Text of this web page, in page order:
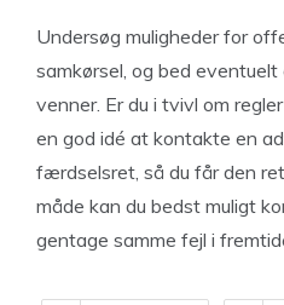
Undersøg muligheder for
samkørsel, og bed
venner. Er du i tvivl om
en god idé at kontakte en
færdselsret, så du får den
måde kan du bedst muligt
gentage samme fejl i